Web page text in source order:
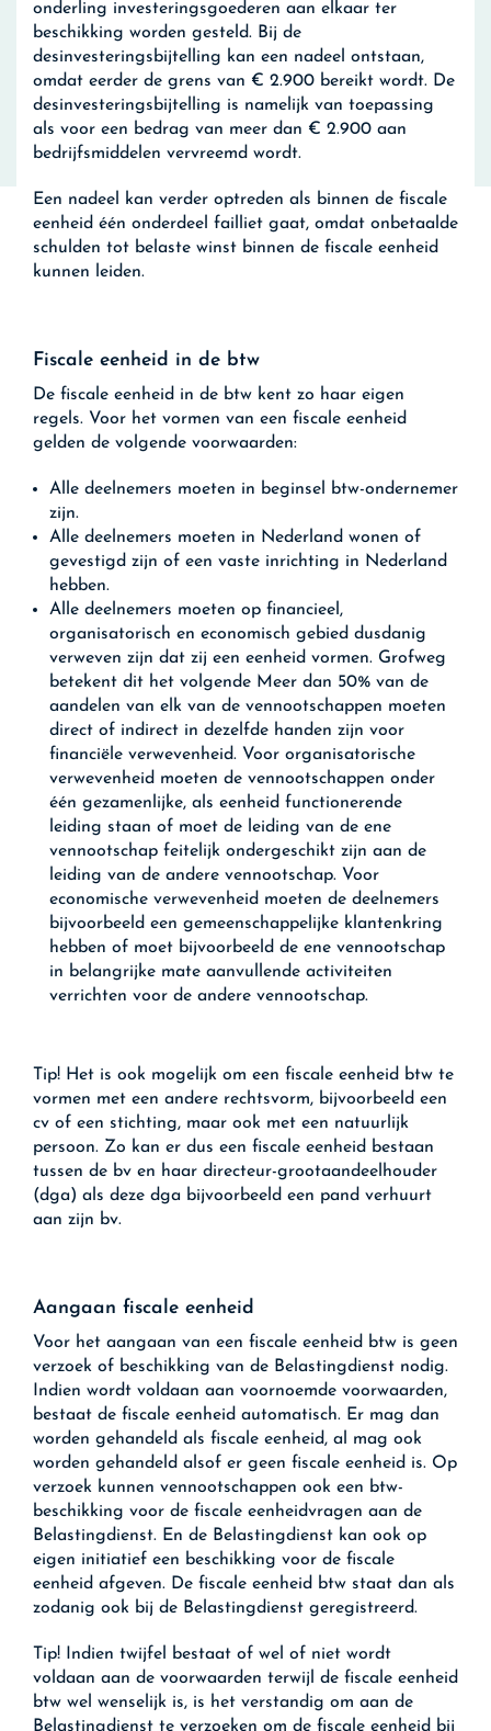
onderling investeringsgoederen aan elkaar ter
beschikking worden gesteld. Bij de
desinvesteringsbijtelling kan een nadeel ontstaan,
omdat eerder de grens van € 2.900 bereikt wordt. De
desinvesteringsbijtelling is namelijk van toepassing
als voor een bedrag van meer dan € 2.900 aan
bedrijfsmiddelen vervreemd wordt.
Een nadeel kan verder optreden als binnen de fiscale
eenheid één onderdeel failliet gaat, omdat onbetaalde
schulden tot belaste winst binnen de fiscale eenheid
kunnen leiden.
Fiscale eenheid in de btw
De fiscale eenheid in de btw kent zo haar eigen
regels. Voor het vormen van een fiscale eenheid
gelden de volgende voorwaarden:
Alle deelnemers moeten in beginsel btw-ondernemer
zijn.
Alle deelnemers moeten in Nederland wonen of
gevestigd zijn of een vaste inrichting in Nederland
hebben.
Alle deelnemers moeten op financieel,
organisatorisch en economisch gebied dusdanig
verweven zijn dat zij een eenheid vormen. Grofweg
betekent dit het volgende Meer dan 50% van de
aandelen van elk van de vennootschappen moeten
direct of indirect in dezelfde handen zijn voor
financiële verwevenheid. Voor organisatorische
verwevenheid moeten de vennootschappen onder
één gezamenlijke, als eenheid functionerende
leiding staan of moet de leiding van de ene
vennootschap feitelijk ondergeschikt zijn aan de
leiding van de andere vennootschap. Voor
economische verwevenheid moeten de deelnemers
bijvoorbeeld een gemeenschappelijke klantenkring
hebben of moet bijvoorbeeld de ene vennootschap
in belangrijke mate aanvullende activiteiten
verrichten voor de andere vennootschap.
Tip! Het is ook mogelijk om een fiscale eenheid btw te
vormen met een andere rechtsvorm, bijvoorbeeld een
cv of een stichting, maar ook met een natuurlijk
persoon. Zo kan er dus een fiscale eenheid bestaan
tussen de bv en haar directeur-grootaandeelhouder
(dga) als deze dga bijvoorbeeld een pand verhuurt
aan zijn bv.
Aangaan fiscale eenheid
Voor het aangaan van een fiscale eenheid btw is geen
verzoek of beschikking van de Belastingdienst nodig.
Indien wordt voldaan aan voornoemde voorwaarden,
bestaat de fiscale eenheid automatisch. Er mag dan
worden gehandeld als fiscale eenheid, al mag ook
worden gehandeld alsof er geen fiscale eenheid is. Op
verzoek kunnen vennootschappen ook een btw-
beschikking voor de fiscale eenheidvragen aan de
Belastingdienst. En de Belastingdienst kan ook op
eigen initiatief een beschikking voor de fiscale
eenheid afgeven. De fiscale eenheid btw staat dan als
zodanig ook bij de Belastingdienst geregistreerd.
Tip!
Indien twijfel bestaat of wel of niet wordt
voldaan aan de voorwaarden terwijl de fiscale eenheid
btw wel wenselijk is, is het verstandig om aan de
Belastingdienst te verzoeken om de fiscale eenheid bij